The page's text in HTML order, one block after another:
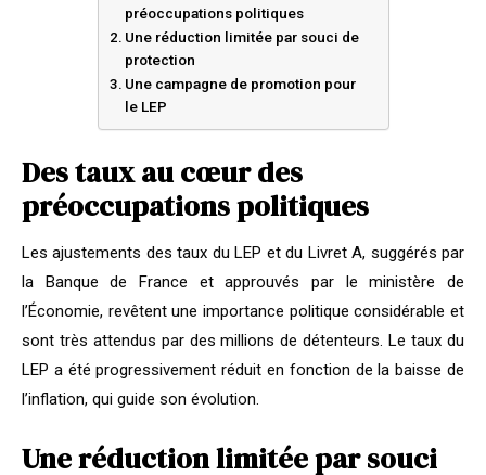
préoccupations politiques
Une réduction limitée par souci de
protection
Une campagne de promotion pour
le LEP
Des taux au cœur des
préoccupations politiques
Les ajustements des taux du LEP et du Livret A, suggérés par
la Banque de France et approuvés par le ministère de
l’Économie, revêtent une importance politique considérable et
sont très attendus par des millions de détenteurs. Le taux du
LEP a été progressivement réduit en fonction de la baisse de
l’inflation, qui guide son évolution.
Une réduction limitée par souci